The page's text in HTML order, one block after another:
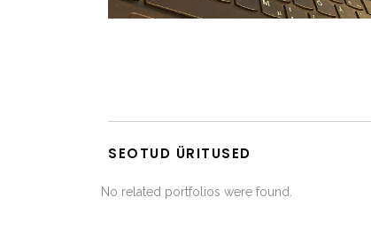
SEOTUD ÜRITUSED
No related portfolios were found.